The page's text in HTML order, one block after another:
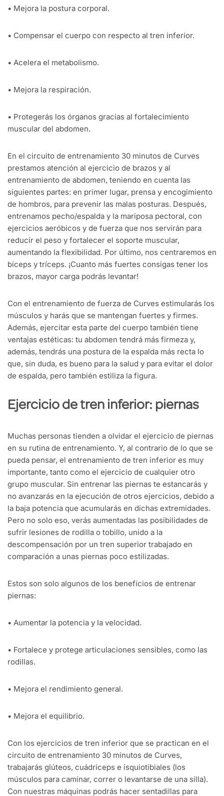
• Mejora la postura corporal.
• Compensar el cuerpo con respecto al tren inferior.
• Acelera el metabolismo.
• Mejora la respiración.
• Protegerás los órganos gracias al fortalecimiento
muscular del abdomen.
En el circuito de entrenamiento 30 minutos de Curves
prestamos atención al ejercicio de brazos y al
entrenamiento de abdomen, teniendo en cuenta las
siguientes partes: en primer lugar, prensa y encogimiento
de hombros, para prevenir las malas posturas. Después,
entrenamos pecho/espalda y la mariposa pectoral, con
ejercicios aeróbicos y de fuerza que nos servirán para
reducir el peso y fortalecer el soporte muscular,
aumentando la flexibilidad. Por último, nos centraremos en
bíceps y tríceps. ¡Cuanto más fuertes consigas tener los
brazos, mayor carga podrás levantar!
Con el entrenamiento de fuerza de Curves estimularás los
músculos y harás que se mantengan fuertes y firmes.
Además, ejercitar esta parte del cuerpo también tiene
ventajas estéticas: tu abdomen tendrá más firmeza y,
además, tendrás una postura de la espalda más recta lo
que, sin duda, es bueno para la salud y para evitar el dolor
de espalda, pero también estiliza la figura.
Ejercicio de tren inferior: piernas
Muchas personas tienden a olvidar el ejercicio de piernas
en su rutina de entrenamiento. Y, al contrario de lo que se
pueda pensar, el entrenamiento de tren inferior es muy
importante, tanto como el ejercicio de cualquier otro
grupo muscular. Sin entrenar las piernas te estancarás y
no avanzarás en la ejecución de otros ejercicios, debido a
la baja potencia que acumularás en dichas extremidades.
Pero no solo eso, verás aumentadas las posibilidades de
sufrir lesiones de rodilla o tobillo, unido a la
descompensación por un tren superior trabajado en
comparación a unas piernas poco estilizadas.
Estos son solo algunos de los beneficios de entrenar
piernas:
• Aumentar la potencia y la velocidad.
• Fortalece y protege articulaciones sensibles, como las
rodillas.
• Mejora el rendimiento general.
• Mejora el equilibrio.
Con los ejercicios de tren inferior que se practican en el
circuito de entrenamiento 30 minutos de Curves,
trabajarás glúteos, cuádriceps e isquiotibiales (los
músculos para caminar, correr o levantarse de una silla).
Con nuestras máquinas podrás hacer sentadillas para